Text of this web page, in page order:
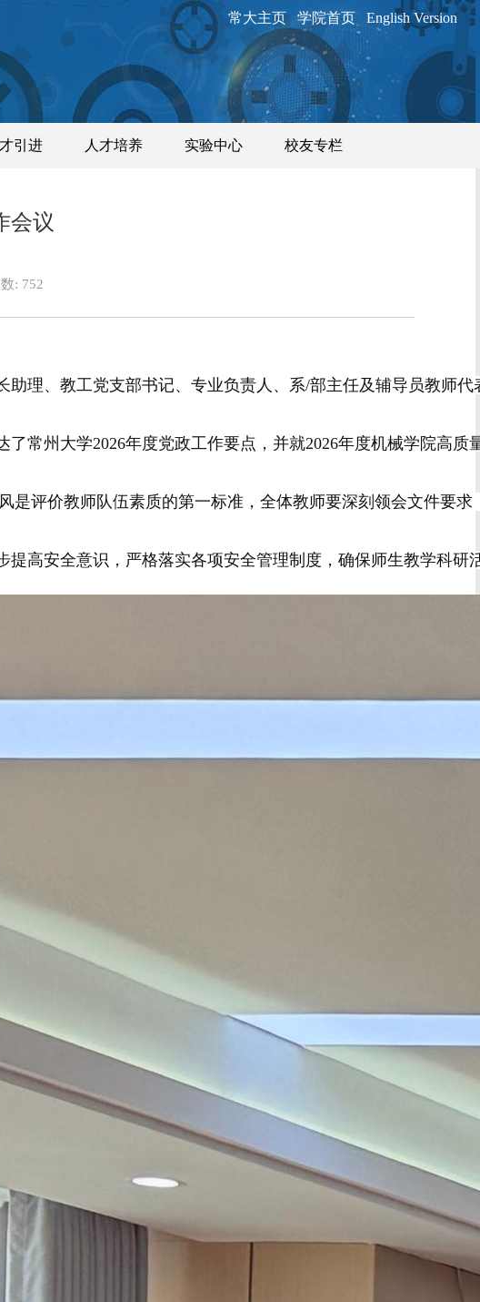
常大主页 学院首页 English Version
引进 人才培养 实验中心 校友专栏
会议
: 752
助理、教工党支部书记、 专业负责人 、 系/部主任及辅导员教师代
了常州大学2026年度党政工作要点 ，并就2026年度机械学院高质
风是评价教师队伍素质的第一标准，全体教师要深刻领会文件要
提高安全意识，严格落实各项安全管理制度，确保师生教学科研